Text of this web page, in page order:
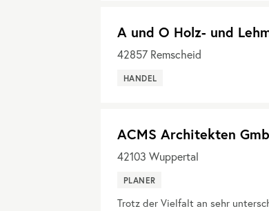
A und O Holz- und
42857 Remscheid
HANDEL
ACMS Architekten
42103 Wuppertal
PLANER
Trotz der Vielfalt an sehr